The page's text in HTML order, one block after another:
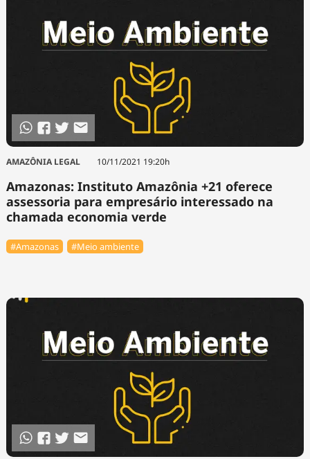
AMAZÔNIA LEGAL 10/11/2021 19:20h
Amazonas: Instituto Amazônia +21 oferece
assessoria para empresário interessado na
chamada economia verde
#Amazonas #Meio ambiente